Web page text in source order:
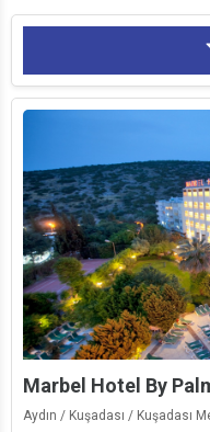
Marbel Hotel By
Aydın / Kuşadası / Kuşadası